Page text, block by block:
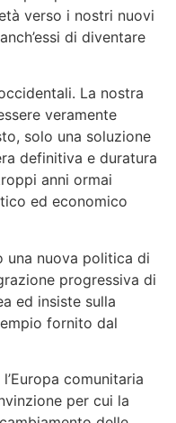
verso i nostri nuovi
di diventare
La nostra
veramente
solo una soluzione
definitiva e duratura
anni ormai
ed economico
una nuova politica di
progressiva di
ed insiste sulla
fornito dal
comunitaria
per cui la